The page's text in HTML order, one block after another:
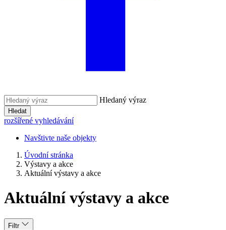
Hledaný výraz
Hledat
rozšířené vyhledávání
Navštivte naše objekty
Úvodní stránka
Výstavy a akce
Aktuální výstavy a akce
Aktuální výstavy a akce
Filtr